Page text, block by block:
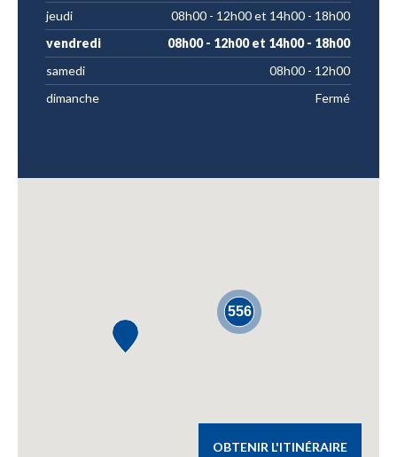
jeudi
08h00 - 12h00 et 14h00 - 18h00
vendredi
08h00 - 12h00 et 14h00 - 18h00
samedi
08h00 - 12h00
dimanche
Fermé
556
OBTENIR L'ITINÉRAIRE